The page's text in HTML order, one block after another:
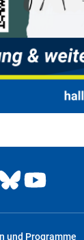
und Programme